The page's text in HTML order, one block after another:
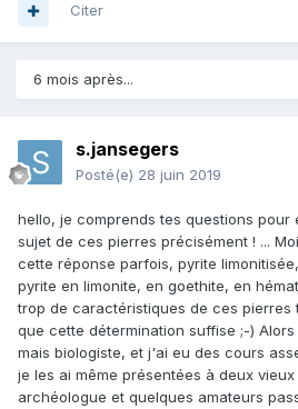
Citer
6 mois après...
s.jansegers
Posté(e) 28 juin 2019
hello, je comprends tes questions pour
sujet de ces pierres précisément ! ...
cette réponse parfois, pyrite
pyrite en limonite, en goethite, en
trop de caractéristiques de ces
que cette détermination suffise ;-)
mais biologiste, et j'ai eu des cours
je les ai même présentées à deux
archéologue et quelques amateurs